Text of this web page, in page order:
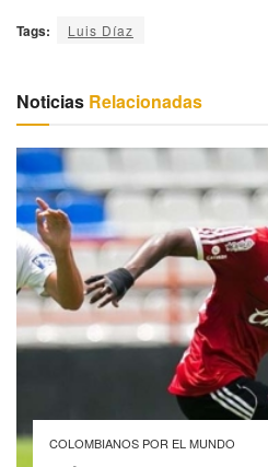
Tags: Luis Díaz
Noticias Relacionadas
COLOMBIANOS POR EL MUNDO